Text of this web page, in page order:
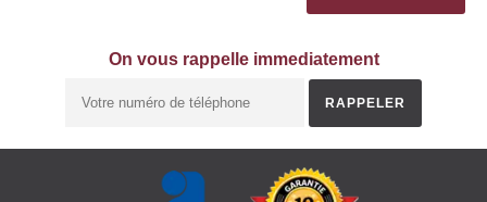
On vous rappelle immediatement